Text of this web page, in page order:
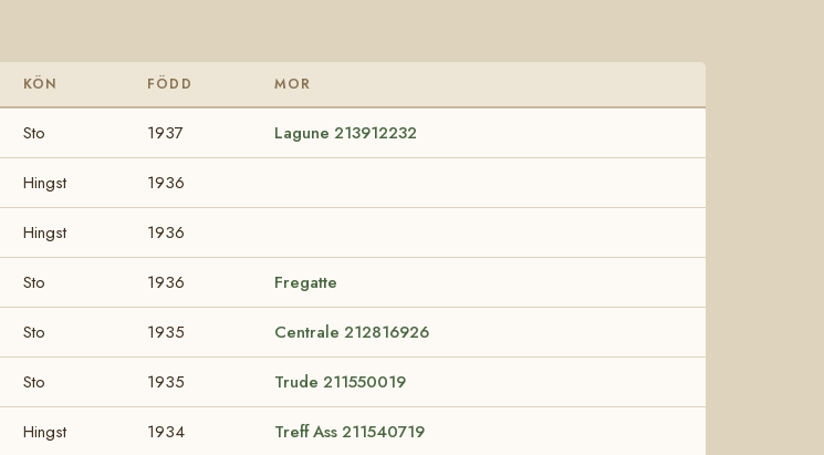
KÖN FÖDD MOR
Sto 1937 Lagune 213912232
Hingst 1936
Hingst 1936
Sto 1936 Fregatte
Sto 1935 Centrale 212816926
Sto 1935 Trude 211550019
Hingst 1934 Treff Ass 211540719